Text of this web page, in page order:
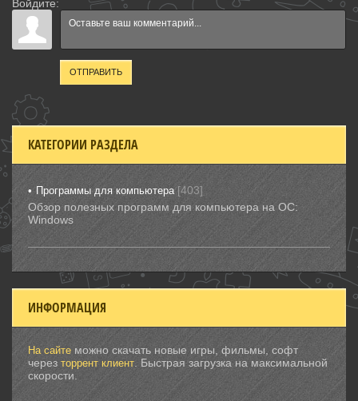
Войдите:
ОТПРАВИТЬ
КАТЕГОРИИ РАЗДЕЛА
Программы для компьютера [403]
Обзор полезных программ для компьютера на ОС:
Windows
ИНФОРМАЦИЯ
На сайте можно скачать новые игры, фильмы, софт
через торрент клиент . Быстрая загрузка на максимальной
скорости.